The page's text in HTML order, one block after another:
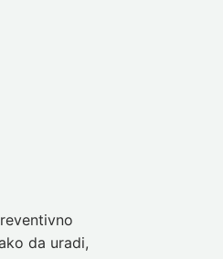
da uradi,